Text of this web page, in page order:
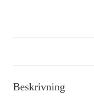
Beskrivning